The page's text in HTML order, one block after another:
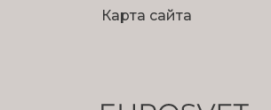
Карта сайта